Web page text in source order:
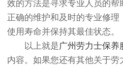
效的方法是寻求专业人员的帮
正确的维护和及时的专业修
使用寿命并保持其最佳状态。
以上就是广州劳力士保养
内容。如果您还有其他关于劳